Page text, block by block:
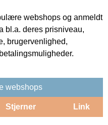
webshops og anmeldt
bl.a. deres prisniveau,
brugervenlighed,
webshops
Stjerner Link